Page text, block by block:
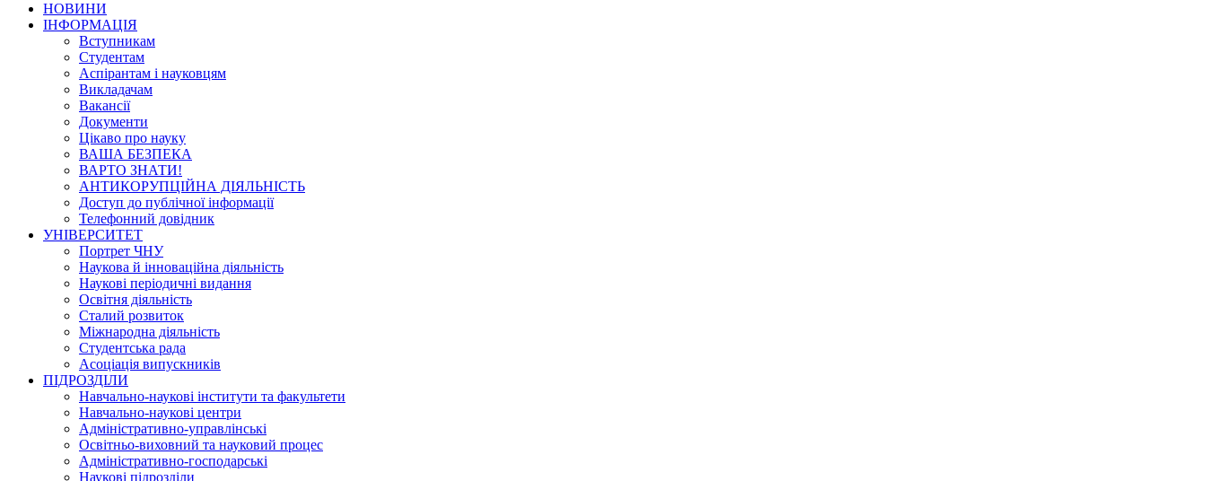
НОВИНИ
ІНФОРМАЦІЯ
Вступникам
Студентам
Аспірантам і науковцям
Викладачам
Вакансії
Документи
Цікаво про науку
ВАША БЕЗПЕКА
ВАРТО ЗНАТИ!
АНТИКОРУПЦІЙНА ДІЯЛЬНІСТЬ
Доступ до публічної інформації
Телефонний довідник
УНІВЕРСИТЕТ
Портрет ЧНУ
Наукова й інноваційна діяльність
Наукові періодичні видання
Освітня діяльність
Сталий розвиток
Міжнародна діяльність
Студентська рада
Асоціація випускників
ПІДРОЗДІЛИ
Навчально-наукові інститути та факультети
Навчально-наукові центри
Адміністративно-управлінські
Освітньо-виховний та науковий процес
Адміністративно-господарські
Наукові підрозділи